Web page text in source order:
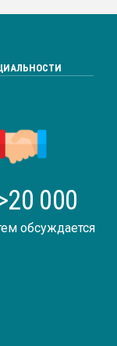
000
обсуждается